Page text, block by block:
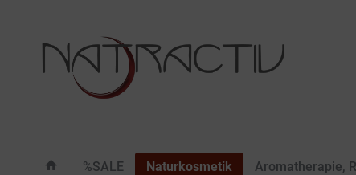
%SALE Naturkosmetik Aromatherapie,